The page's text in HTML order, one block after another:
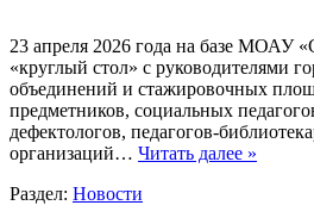
23 апреля 2026 года на базе
«круглый стол» с руководителями
объединений и стажировочных
предметников, социальных
дефектологов, педагогов-
организаций… Читать далее »
Раздел: Новости